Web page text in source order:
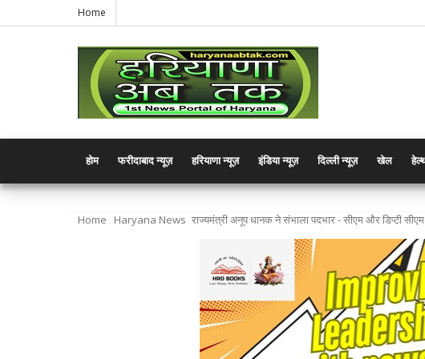
Home
होम फरीदाबाद न्यूज़ हरियाणा न्यूज़ इंडिया न्यूज़ दिल्ली न्यूज़ खेल
Home Haryana News राज्यमंत्री अनूप धानक ने संभाला पदभार - सीएम और डिप्टी